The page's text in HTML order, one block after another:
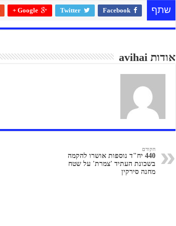
שתף Facebook
Twitter
Google +
אודות avihai
הקודם
440 יח"ד נוספות אושרו להקמה
בשכונת העתיד 'צמרת' על שטח
מחנה סירקין